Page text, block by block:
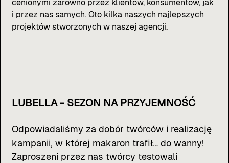
cenionymi zarówno przez klientów, konsumentów, jak
i przez nas samych. Oto kilka naszych najlepszych
projektów stworzonych w naszej agencji.
LUBELLA - SEZON NA PRZYJEMNOŚĆ
Odpowiadaliśmy za dobór twórców i realizację
kampanii, w której makaron trafił… do wanny!
Zaproszeni przez nas twórcy testowali